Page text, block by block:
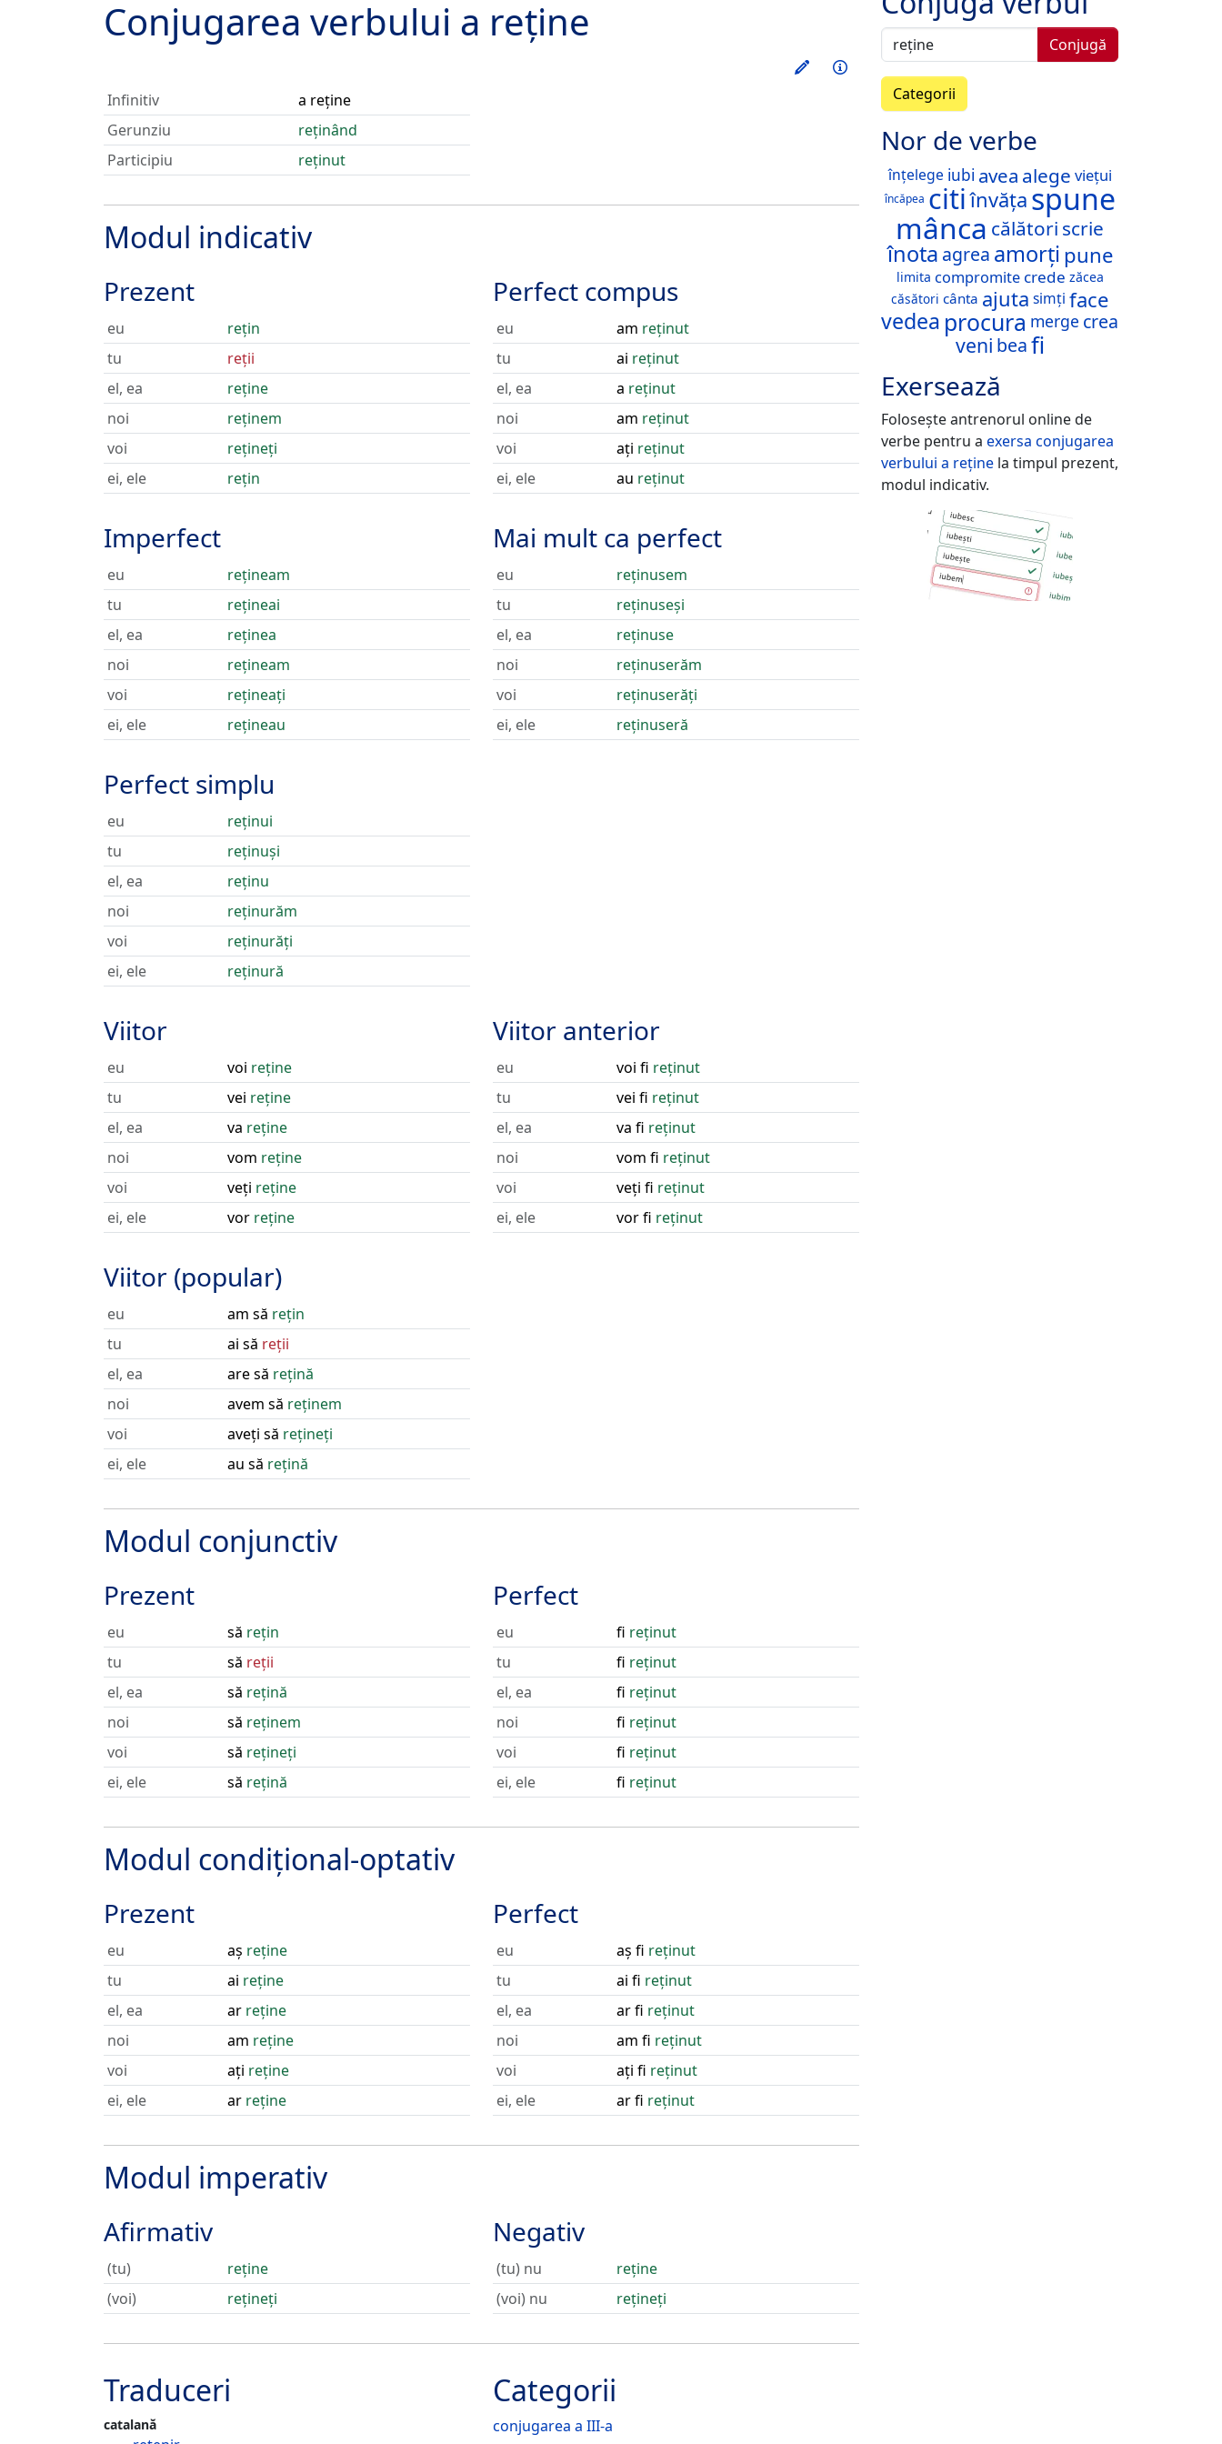
Conjugarea verbului a reține
Exersează acest verb
Informații
Infinitiv
a reține
Gerunziu
reținând
Participiu
reținut
Modul indicativ
Prezent
eu
rețin
tu
reții
el, ea
reține
noi
reținem
voi
rețineți
ei, ele
rețin
Imperfect
eu
rețineam
tu
rețineai
el, ea
reținea
noi
rețineam
voi
rețineați
ei, ele
rețineau
Perfect simplu
eu
reținui
tu
reținuși
el, ea
reținu
noi
reținurăm
voi
reținurăți
ei, ele
reținură
Perfect compus
eu am reținut
tu
ai reținut
el, ea
a reținut
noi
am reținut
voi
ați reținut
ei, ele
au reținut
Mai mult ca perfect
eu
reținusem
tu
reținuseși
el, ea
reținuse
noi
reținuserăm
voi
reținuserăți
ei, ele
reținuseră
Viitor
eu voi reține
tu
vei reține
el, ea
va reține
noi
vom reține
voi
veți reține
ei, ele
vor reține
Viitor (popular)
eu am să rețin
tu
ai să reții
el, ea
are să rețină
noi
avem să reținem
voi
aveți să rețineți
ei, ele
au să rețină
Viitor anterior
eu voi fi reținut
tu
vei fi reținut
el, ea
va fi reținut
noi
vom fi reținut
voi
veți fi reținut
ei, ele
vor fi reținut
Modul conjunctiv
Prezent
eu să rețin
tu
să reții
el, ea
să rețină
noi
să reținem
voi
să rețineți
ei, ele
să rețină
Perfect
eu fi reținut
tu
fi reținut
el, ea
fi reținut
noi
fi reținut
voi
fi reținut
ei, ele
fi reținut
Modul condițional-optativ
Prezent
eu aș reține
tu
ai reține
el, ea
ar reține
noi
am reține
voi
ați reține
ei, ele
ar reține
Perfect
eu aș fi reținut
tu
ai fi reținut
el, ea
ar fi reținut
noi
am fi reținut
voi
ați fi reținut
ei, ele
ar fi reținut
Modul imperativ
Afirmativ
(tu)
reține
(voi)
rețineți
Negativ
(tu) nu
reține
(voi) nu
rețineți
Categorii
conjugarea a III-a
Traduceri
catalană
Conjugă
Categorii
Nor de verbe
înțelege iubi avea alege viețui
încăpea citiînvăța spune
mânca călători scrie
înota agrea amorți pune
limita compromite crede zăcea
căsători cânta ajuta simți face
vedea procura merge crea
veni beafi
Exersează
Folosește antrenorul online de
verbe pentru a exersa conjugarea
verbului a reține la timpul prezent,
modul indicativ.